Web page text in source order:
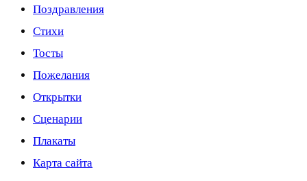
Поздравления
Стихи
Тосты
Пожелания
Открытки
Сценарии
Плакаты
Карта сайта